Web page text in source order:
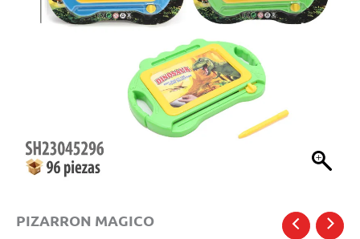
PIZARRON MAGICO